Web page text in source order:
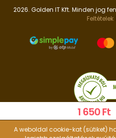
A weboldal cookie-kat (sütiket)
1 650 Ft
2026. Golden IT Kft. Minden jog
Feltételek